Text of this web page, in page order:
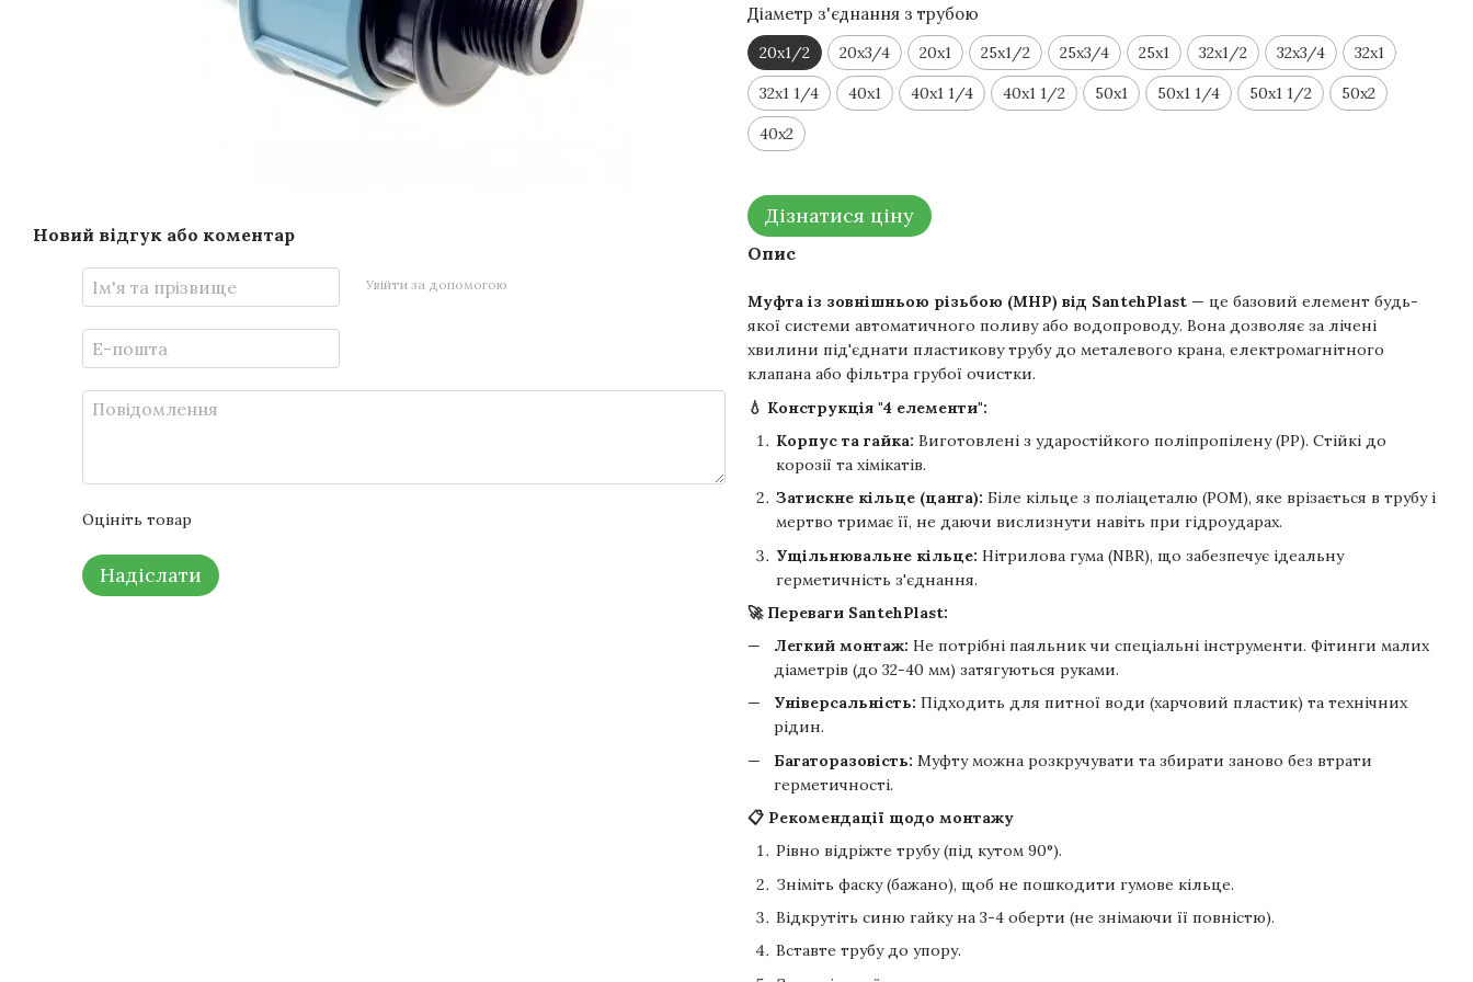
Новий відгук або коментар
Увійти за допомогою
Оцініть товар
Надіслати
Діаметр з'єднання з трубою
20x1/2 20x3/4 20x1 25x1/2 25x3/4 25x1 32x1/2 32x3/4 32x1
32x1 1/4 40x1 40x1 1/4 40x1 1/2 50x1 50x1 1/4 50x1 1/2 50x2
40x2
Дізнатися ціну
Опис
Муфта із зовнішньою різьбою (МНР) від SantehPlast — це базовий елемент будь-
якої системи автоматичного поливу або водопроводу. Вона дозволяє за лічені
хвилини під'єднати пластикову трубу до металевого крана, електромагнітного
клапана або фільтра грубої очистки.
💧 Конструкція "4 елементи":
Корпус та гайка: Виготовлені з ударостійкого поліпропілену (PP). Стійкі до
корозії та хімікатів.
Затискне кільце (цанга): Біле кільце з поліацеталю (POM), яке врізається в трубу і
мертво тримає її, не даючи вислизнути навіть при гідроударах.
Ущільнювальне кільце: Нітрилова гума (NBR), що забезпечує ідеальну
герметичність з'єднання.
🚀 Переваги SantehPlast:
Легкий монтаж: Не потрібні паяльник чи спеціальні інструменти. Фітинги малих
діаметрів (до 32-40 мм) затягуються руками.
Універсальність: Підходить для питної води (харчовий пластик) та технічних
рідин.
Багаторазовість: Муфту можна розкручувати та збирати заново без втрати
герметичності.
📋 Рекомендації щодо монтажу
Рівно відріжте трубу (під кутом 90°).
Зніміть фаску (бажано), щоб не пошкодити гумове кільце.
Відкрутіть синю гайку на 3-4 оберти (не знімаючи її повністю).
Вставте трубу до упору.